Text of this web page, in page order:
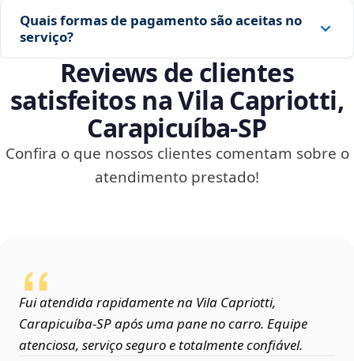
Quais formas de pagamento são aceitas no
serviço?
Reviews de clientes
satisfeitos na Vila Capriotti,
Carapicuíba‑SP
Confira o que nossos clientes comentam sobre o
atendimento prestado!
Fui atendida rapidamente na Vila Capriotti,
Carapicuíba‑SP após uma pane no carro. Equipe
atenciosa, serviço seguro e totalmente confiável.